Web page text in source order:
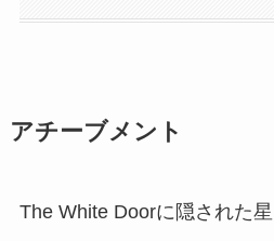
アチーブメント
The White Doorに隠された